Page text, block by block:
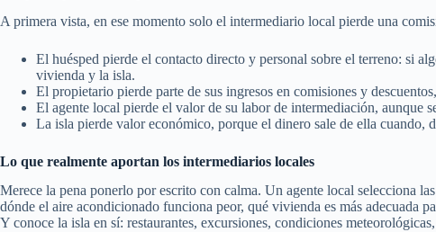
A primera vista, en ese momento solo el intermediario local pierde una
El huésped pierde el contacto directo y personal sobre el terreno: si
vivienda y la isla.
El propietario pierde parte de sus ingresos en comisiones y
El agente local pierde el valor de su labor de intermediación, aunque
La isla pierde valor económico, porque el dinero sale de ella cuando,
Lo que realmente aportan los intermediarios locales
Merece la pena ponerlo por escrito con calma. Un agente local selecciona
dónde el aire acondicionado funciona peor, qué vivienda es más adecuada
Y conoce la isla en sí: restaurantes, excursiones, condiciones